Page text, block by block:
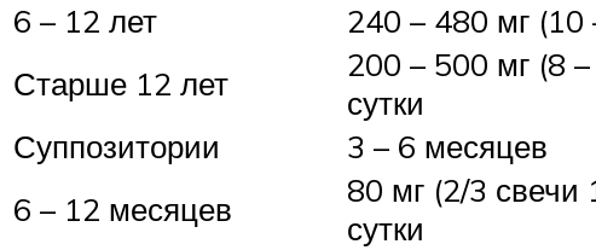
6 – 12 лет
240 – 480 мг (10
Старше 12 лет
200 – 500 мг (8
сутки
Суппозитории
3 – 6 месяцев
6 – 12 месяцев
80 мг (2/3 свечи
сутки